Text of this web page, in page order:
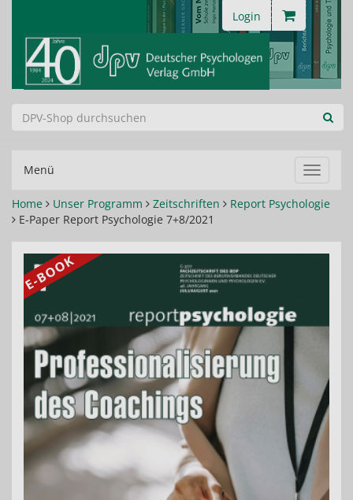
Login
Menü
ein-/
Home
Unser Programm Zeitschriften
Report Psychologie
E-Paper Report Psychologie 7+8/2021